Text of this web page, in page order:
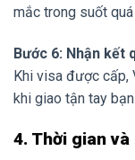
mắc trong suốt
Bước 6: Nhận kết
Khi visa được cấp,
khi giao tận tay
4. Thời gian